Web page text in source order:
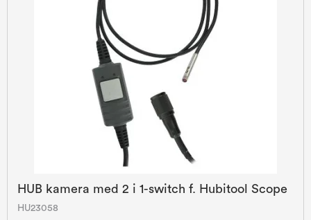
HUB kamera med 2 i 1-switch f. Hubitool Scope
HU23058